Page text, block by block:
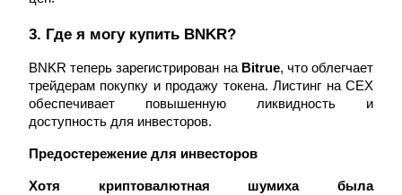
Bitrue Партнеры
3. Где я могу купить BNKR?
BNKR теперь зарегистрирован на Bitrue, что облегчает
трейдерам покупку и продажу токена. Листинг на CEX
обеспечивает повышенную ликвидность и
доступность для инвесторов.
Предостережение для инвесторов
Хотя криптовалютная шумиха была